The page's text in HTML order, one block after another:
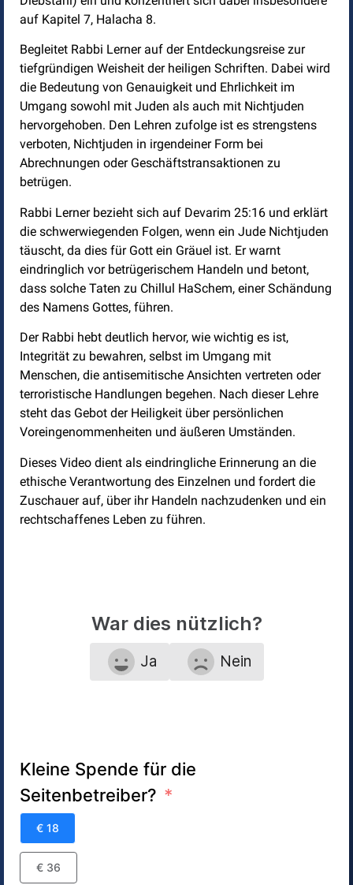
auf Kapitel 7, Halacha 8.
Begleitet Rabbi Lerner auf der Entdeckungsreise zur
tiefgründigen Weisheit der heiligen Schriften. Dabei wird
die Bedeutung von Genauigkeit und Ehrlichkeit im
Umgang sowohl mit Juden als auch mit Nichtjuden
hervorgehoben. Den Lehren zufolge ist es strengstens
verboten, Nichtjuden in irgendeiner Form bei
Abrechnungen oder Geschäftstransaktionen zu
betrügen.
Rabbi Lerner bezieht sich auf Devarim 25:16 und erklärt
die schwerwiegenden Folgen, wenn ein Jude Nichtjuden
täuscht, da dies für Gott ein Gräuel ist. Er warnt
eindringlich vor betrügerischem Handeln und betont,
dass solche Taten zu Chillul HaSchem, einer Schändung
des Namens Gottes, führen.
Der Rabbi hebt deutlich hervor, wie wichtig es ist,
Integrität zu bewahren, selbst im Umgang mit
Menschen, die antisemitische Ansichten vertreten oder
terroristische Handlungen begehen. Nach dieser Lehre
steht das Gebot der Heiligkeit über persönlichen
Voreingenommenheiten und äußeren Umständen.
Dieses Video dient als eindringliche Erinnerung an die
ethische Verantwortung des Einzelnen und fordert die
Zuschauer auf, über ihr Handeln nachzudenken und ein
rechtschaffenes Leben zu führen.
War dies nützlich?
Ja Nein
Kleine Spende für die
Seitenbetreiber?
€ 18
€ 36